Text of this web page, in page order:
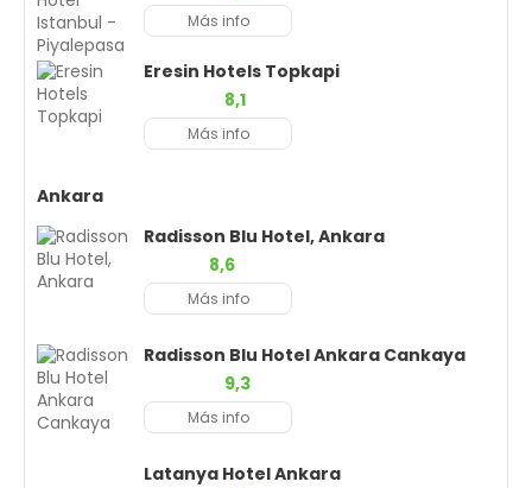
Más info
Eresin Hotels Topkapi
8,1
Más info
Ankara
Radisson Blu Hotel, Ankara
8,6
Más info
Radisson Blu Hotel Ankara Cankaya
9,3
Más info
Latanya Hotel Ankara